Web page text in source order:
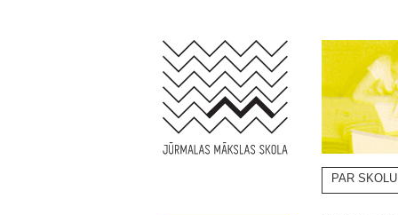
PAR SKOLU